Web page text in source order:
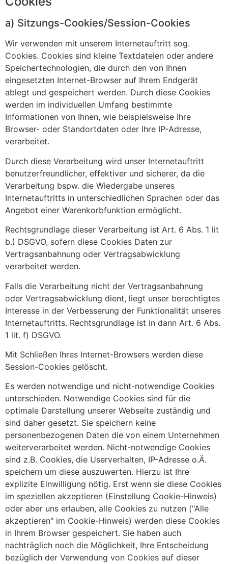
a) Sitzungs-Cookies/Session-Cookies
Wir verwenden mit unserem Internetauftritt sog.
Cookies. Cookies sind kleine Textdateien oder andere
Speichertechnologien, die durch den von Ihnen
eingesetzten Internet-Browser auf Ihrem Endgerät
ablegt und gespeichert werden. Durch diese Cookies
werden im individuellen Umfang bestimmte
Informationen von Ihnen, wie beispielsweise Ihre
Browser- oder Standortdaten oder Ihre IP-Adresse,
verarbeitet.
Durch diese Verarbeitung wird unser Internetauftritt
benutzerfreundlicher, effektiver und sicherer, da die
Verarbeitung bspw. die Wiedergabe unseres
Internetauftritts in unterschiedlichen Sprachen oder das
Angebot einer Warenkorbfunktion ermöglicht.
Rechtsgrundlage dieser Verarbeitung ist Art. 6 Abs. 1 lit
b.) DSGVO, sofern diese Cookies Daten zur
Vertragsanbahnung oder Vertragsabwicklung
verarbeitet werden.
Falls die Verarbeitung nicht der Vertragsanbahnung
oder Vertragsabwicklung dient, liegt unser berechtigtes
Interesse in der Verbesserung der Funktionalität unseres
Internetauftritts. Rechtsgrundlage ist in dann Art. 6 Abs.
1 lit. f) DSGVO.
Mit Schließen Ihres Internet-Browsers werden diese
Session-Cookies gelöscht.
Es werden notwendige und nicht-notwendige Cookies
unterschieden. Notwendige Cookies sind für die
optimale Darstellung unserer Webseite zuständig und
sind daher gesetzt. Sie speichern keine
personenbezogenen Daten die von einem Unternehmen
weiterverarbeitet werden. Nicht-notwendige Cookies
sind z.B. Cookies, die Userverhalten, IP-Adresse o.Ä.
speichern um diese auszuwerten. Hierzu ist Ihre
explizite Einwilligung nötig. Erst wenn sie diese Cookies
im speziellen akzeptieren (Einstellung Cookie-Hinweis)
oder aber uns erlauben, alle Cookies zu nutzen ("Alle
akzeptieren" im Cookie-Hinweis) werden diese Cookies
in Ihrem Browser gespeichert. Sie haben auch
nachträglich noch die Möglichkeit, Ihre Entscheidung
bezüglich der Verwendung von Cookies auf dieser